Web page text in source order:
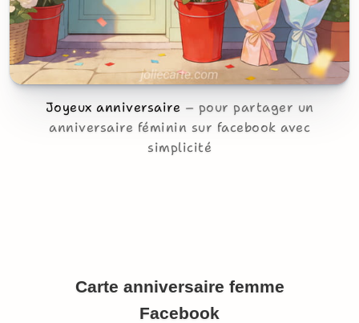
Joyeux anniversaire
pour partager un
anniversaire féminin sur facebook avec
simplicité
Carte anniversaire femme
Facebook